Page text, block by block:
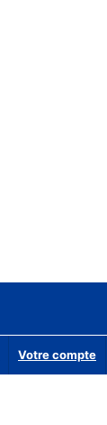
Votre compte